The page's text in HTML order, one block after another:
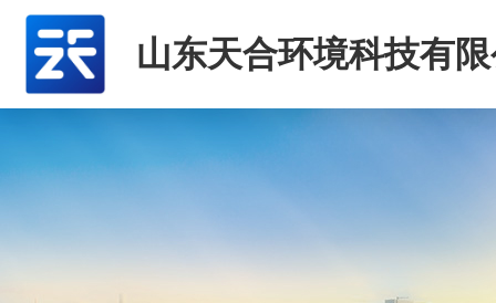
山东天合环境科技有